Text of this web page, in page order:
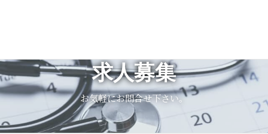
ツ
へ
ス
ッ
シ
ョ
ン
移
求人募集
お気軽にお問合せ下さい。